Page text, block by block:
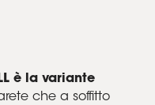
è la variante
che a soffitto